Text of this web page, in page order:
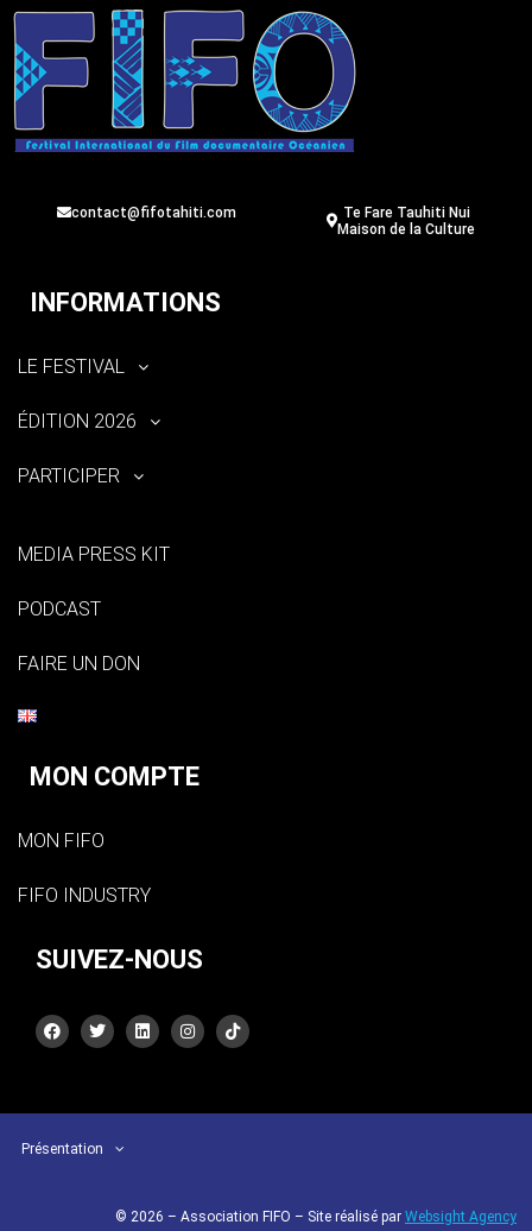
contact@fifotahiti.com
Te Fare Tauhiti Nui
Maison de la Culture
INFORMATIONS
LE FESTIVAL
ÉDITION 2026
PARTICIPER
MEDIA PRESS KIT
PODCAST
FAIRE UN DON
MON COMPTE
MON FIFO
FIFO INDUSTRY
SUIVEZ-NOUS
Présentation
© 2026 – Association FIFO – Site réalisé par Websight Agency